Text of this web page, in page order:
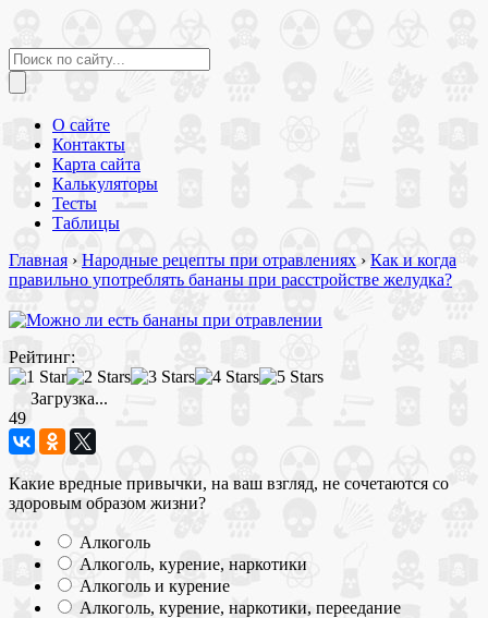
О сайте
Контакты
Карта сайта
Калькуляторы
Тесты
Таблицы
Главная › Народные рецепты при отравлениях › Как и когда
правильно употреблять бананы при расстройстве желудка?
Рейтинг:
Загрузка...
49
Какие вредные привычки, на ваш взгляд, не сочетаются со
здоровым образом жизни?
Алкоголь
Алкоголь, курение, наркотики
Алкоголь и курение
Алкоголь, курение, наркотики, переедание